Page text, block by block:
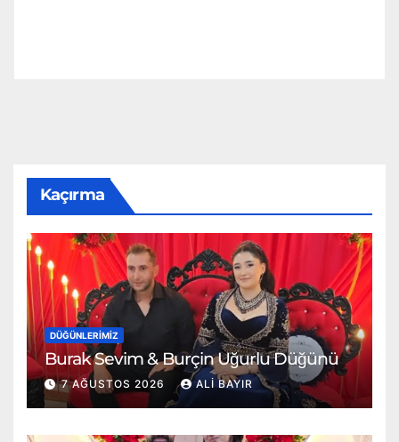
Kaçırma
DÜĞÜNLERIMIZ
Burak Sevim & Burçin Uğurlu Düğünü
7 AĞUSTOS 2026 ALI BAYIR